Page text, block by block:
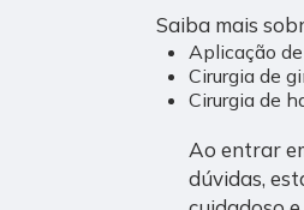
Saiba mais
Aplicação
Cirurgia de
Cirurgia de
Ao entrar
dúvidas,